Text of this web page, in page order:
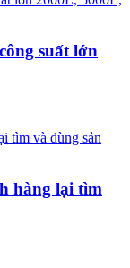
suất lớn
hàng lại tìm